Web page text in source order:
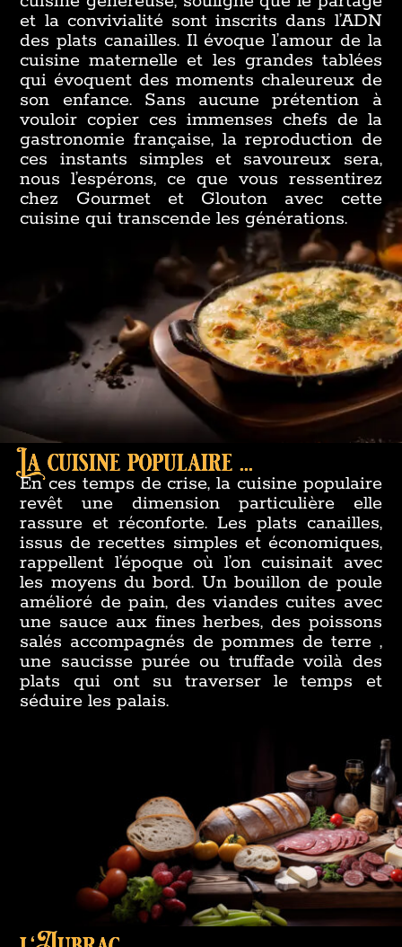
et la convivialité sont inscrits dans l’ADN
des plats canailles. Il évoque l’amour de la
cuisine maternelle et les grandes tablées
qui évoquent des moments chaleureux de
son enfance. Sans aucune prétention à
vouloir copier ces immenses chefs de la
gastronomie française, la reproduction de
ces instants simples et savoureux sera,
nous l’espérons, ce que vous ressentirez
chez Gourmet et Glouton avec cette
cuisine qui transcende les générations.
La cuisine populaire ...
En ces temps de crise, la cuisine populaire
revêt une dimension particulière elle
rassure et réconforte. Les plats canailles,
issus de recettes simples et économiques,
rappellent l’époque où l’on cuisinait avec
les moyens du bord. Un bouillon de poule
amélioré de pain, des viandes cuites avec
une sauce aux fines herbes, des poissons
salés accompagnés de pommes de terre ,
une saucisse purée ou truffade voilà des
plats qui ont su traverser le temps et
séduire les palais.